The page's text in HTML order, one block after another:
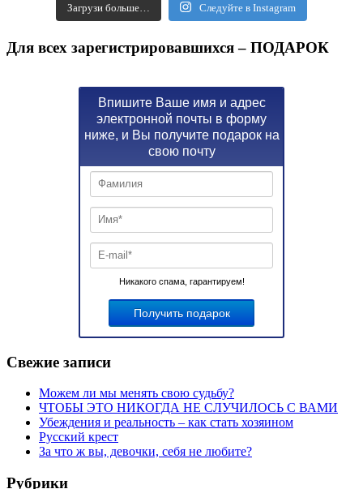
Загрузи больше… Следуйте в Instagram
Для всех зарегистрировавшихся – ПОДАРОК
Впишите Ваше имя и адрес
электронной почты в форму
ниже, и Вы получите подарок на
свою почту
Никакого спама, гарантируем!
Свежие записи
Можем ли мы менять свою судьбу?
ЧТОБЫ ЭТО НИКОГДА НЕ СЛУЧИЛОСЬ С ВАМИ
Убеждения и реальность – как стать хозяином
Русский крест
За что ж вы, девочки, себя не любите?
Рубрики